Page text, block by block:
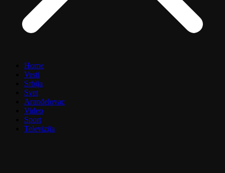
Home
Vesti
Srbija
Svet
Aranđelovac
Video
Sport
Televizija